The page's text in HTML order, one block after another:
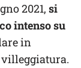
2021, si
intenso su
in